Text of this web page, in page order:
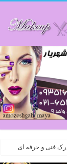
فنی و حرفه ای